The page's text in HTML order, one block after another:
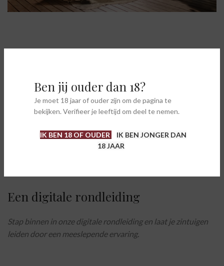
Ben jij ouder dan 18?
Je moet 18 jaar of ouder zijn om de pagina te
bekijken. Verifieer je leeftijd om deel te nemen.
IK BEN 18 OF OUDER
IK BEN JONGER DAN
18 JAAR
Een digitale rondleiding
Stap binnen in onze digitale rondleiding en laat je zintuigen
leiden door een meeslepende ervaring.